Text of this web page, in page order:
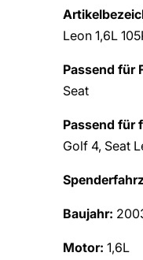
Leon 1,6L
Passend für
Seat
Passend für
Golf 4, Seat
Baujahr:
Motor: 1,6L